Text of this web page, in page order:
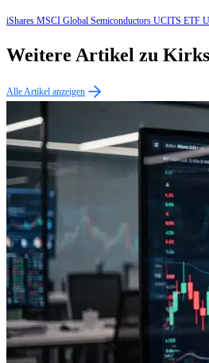
iShares MSCI Global Semiconductors UCITS ETF
Weitere Artikel zu
Alle Artikel anzeigen